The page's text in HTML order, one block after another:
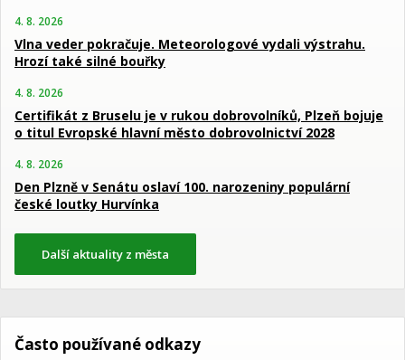
4. 8. 2026
Vlna veder pokračuje. Meteorologové vydali výstrahu.
Hrozí také silné bouřky
4. 8. 2026
Certifikát z Bruselu je v rukou dobrovolníků, Plzeň bojuje
o titul Evropské hlavní město dobrovolnictví 2028
4. 8. 2026
Den Plzně v Senátu oslaví 100. narozeniny populární
české loutky Hurvínka
Další aktuality z města
Často používané odkazy